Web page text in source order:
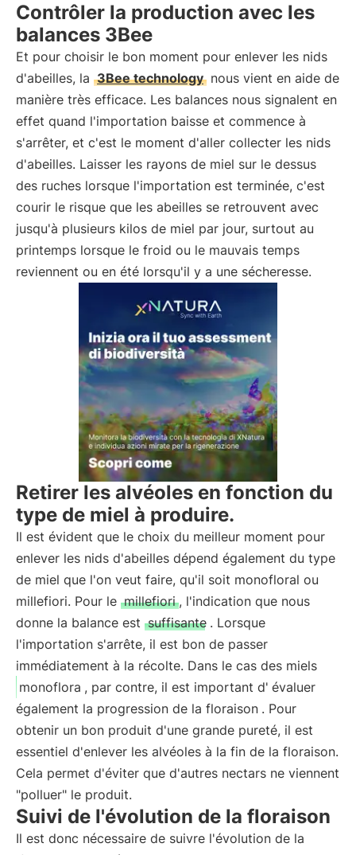
Contrôler la production avec les
balances 3Bee
Et pour choisir le bon moment pour enlever les nids
d'abeilles, la 3Bee technology nous vient en aide de
manière très efficace. Les balances nous signalent en
effet quand l'importation baisse et commence à
s'arrêter, et c'est le moment d'aller collecter les nids
d'abeilles. Laisser les rayons de miel sur le dessus
des ruches lorsque l'importation est terminée, c'est
courir le risque que les abeilles se retrouvent avec
jusqu'à plusieurs kilos de miel par jour, surtout au
printemps lorsque le froid ou le mauvais temps
reviennent ou en été lorsqu'il y a une sécheresse.
Retirer les alvéoles en fonction du
type de miel à produire.
Il est évident que le choix du meilleur moment pour
enlever les nids d'abeilles dépend également du type
de miel que l'on veut faire, qu'il soit monofloral ou
millefiori. Pour le millefiori , l'indication que nous
donne la balance est suffisante . Lorsque
l'importation s'arrête, il est bon de passer
immédiatement à la récolte. Dans le cas des miels
monoflora , par contre, il est important d' évaluer
également la progression de la floraison . Pour
obtenir un bon produit d'une grande pureté, il est
essentiel d'enlever les alvéoles à la fin de la floraison.
Cela permet d'éviter que d'autres nectars ne viennent
"polluer" le produit.
Suivi de l'évolution de la floraison
Il est donc nécessaire de suivre l'évolution de la